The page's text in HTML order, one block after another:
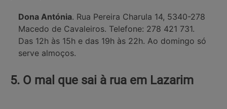
Dona Antónia. Rua Pereira Charula 14, 5340-278
Macedo de Cavaleiros. Telefone: 278 421 731.
Das 12h às 15h e das 19h às 22h. Ao domingo só
serve almoços.
5. O mal que sai à rua em Lazarim